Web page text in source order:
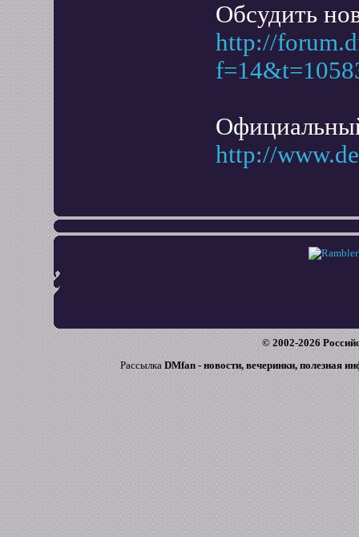
Обсудить
http://
http://
© 2002-2026
Рассылка DMfan - новости, вечеринки, полезная